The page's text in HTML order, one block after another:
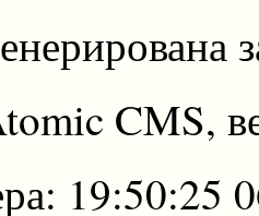
CMS,
19:50:25